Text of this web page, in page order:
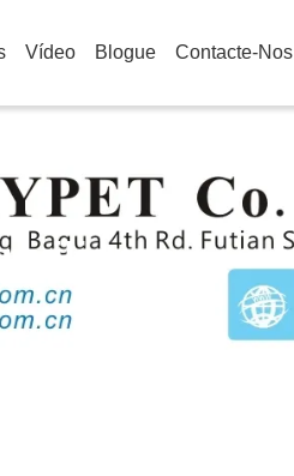
Vídeo Blogue Contacte-Nos